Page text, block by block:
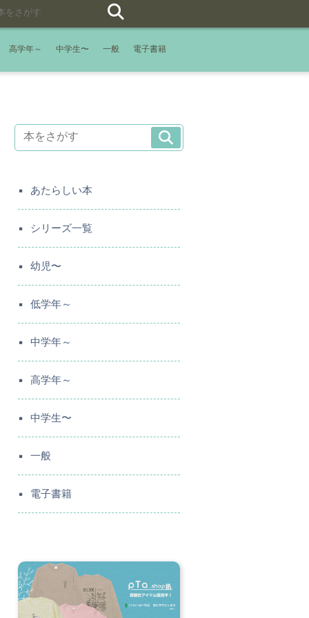
高学年～ 中学生〜 一般 電子書籍
あたらしい本
シリーズ一覧
幼児〜
低学年～
中学年～
高学年～
中学生〜
一般
電子書籍